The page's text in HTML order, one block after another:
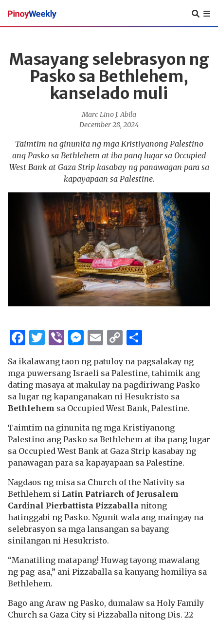
Pinoy
Weekly
Masayang selebrasyon ng
Pasko sa Bethlehem,
kanselado muli
Marc Lino J. Abila
December 28, 2024
Taimtim na ginunita ng mga Kristiyanong Palestino
ang Pasko sa Bethlehem at iba pang lugar sa Occupied
West Bank at Gaza Strip kasabay ng panawagan para sa
kapayapaan sa Palestine.
Facebook
Twitter
ViberMessenger
Email
Copy
Sa ikalawang taon ng patuloy na pagsalakay ng
mga puwersang Israeli sa Palestine, tahimik ang
dating masaya at makulay na pagdiriwang Pasko
sa lugar ng kapanganakan ni Hesukristo sa
Bethlehem sa Occupied West Bank, Palestine.
Taimtim na ginunita ng mga Kristiyanong
Palestino ang Pasko sa Bethlehem at iba pang lugar
sa Occupied West Bank at Gaza Strip kasabay ng
panawagan para sa kapayapaan sa Palestine.
Nagdaos ng misa sa Church of the Nativity sa
Bethlehem si Latin Patriarch of Jerusalem
Cardinal Pierbattista Pizzaballa nitong
hatinggabi ng Pasko. Ngunit wala ang maingay na
selebrasyon sa mga lansangan sa bayang
sinilangan ni Hesukristo.
“Manatiling matapang! Huwag tayong mawalang
ng pag-asa,” ani Pizzaballa sa kanyang homiliya sa
Bethlehem.
Bago ang Araw ng Pasko, dumalaw sa Holy Family
Church sa Gaza City si Pizzaballa nitong Dis. 22